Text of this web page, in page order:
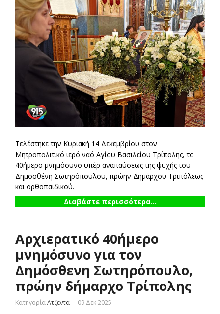
Τελέστηκε την Κυριακή 14 Δεκεμβρίου στον
Μητροπολιτικό ιερό ναό Αγίου Βασιλείου Τρίπολης, το
40ήμερο μνημόσυνο υπέρ αναπαύσεως της ψυχής του
Δημοσθένη Σωτηρόπουλου, πρώην Δημάρχου Τριπόλεως
και ορθοπαιδικού.
Διαβάστε περισσότερα...
Αρχιερατικό 40ήμερο
μνημόσυνο για τον
Δημόσθενη Σωτηρόπουλο,
πρώην δήμαρχο Τρίπολης
ΚατηγορίαΑτζεντα 09 Δεκ 2025